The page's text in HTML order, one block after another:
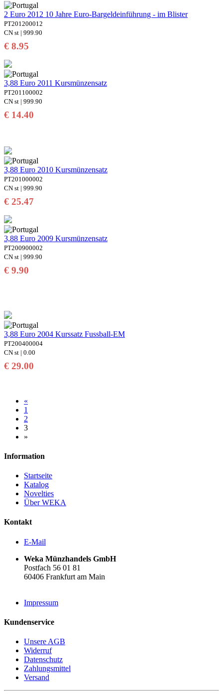
2 Euro 2012 10 Jahre Euro-Bargeldeinführung - im Blister
PT201200012
CN st | 999.90
€ 8.95
3,88 Euro 2011 Kursmünzensatz
PT201100002
CN st | 999.90
€ 14.40
3,88 Euro 2010 Kursmünzensatz
PT201000002
CN st | 999.90
€ 25.47
3,88 Euro 2009 Kursmünzensatz
PT200900002
CN st | 999.90
€ 9.90
3,88 Euro 2004 Kurssatz Fussball-EM
PT200400004
CN st | 0.00
€ 29.00
«
1
2
3
»
Information
Startseite
Katalog
Novelties
Über WEKA
Kontakt
E-Mail
Weka Münzhandels GmbH
Postfach 56 01 81
60406 Frankfurt am Main
Impressum
Kundenservice
Unsere AGB
Widerruf
Datenschutz
Zahlungsmittel
Versand